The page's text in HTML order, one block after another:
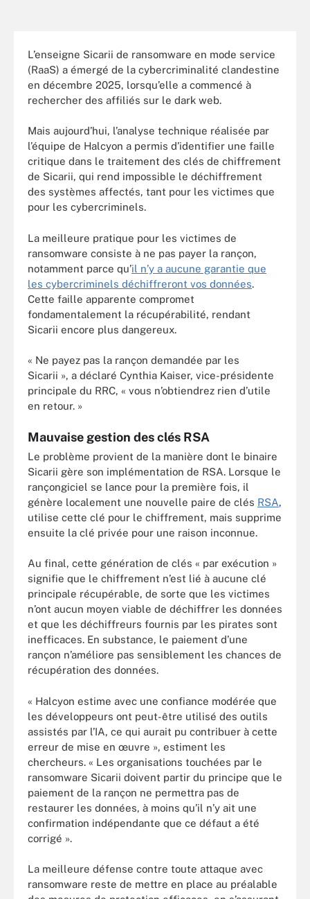
L’enseigne Sicarii de ransomware en mode service
(RaaS) a émergé de la cybercriminalité clandestine
en décembre 2025, lorsqu’elle a commencé à
rechercher des affiliés sur le dark web.
Mais aujourd’hui, l’analyse technique réalisée par
l’équipe de Halcyon a permis d’identifier une faille
critique dans le traitement des clés de chiffrement
de Sicarii, qui rend impossible le déchiffrement
des systèmes affectés, tant pour les victimes que
pour les cybercriminels.
La meilleure pratique pour les victimes de
ransomware consiste à ne pas payer la rançon,
notamment parce qu’il n’y a aucune garantie que
les cybercriminels déchiffreront vos données.
Cette faille apparente compromet
fondamentalement la récupérabilité, rendant
Sicarii encore plus dangereux.
« Ne payez pas la rançon demandée par les
Sicarii », a déclaré Cynthia Kaiser, vice-présidente
principale du RRC, « vous n’obtiendrez rien d’utile
en retour. »
Mauvaise gestion des clés RSA
Le problème provient de la manière dont le binaire
Sicarii gère son implémentation de RSA. Lorsque le
rançongiciel se lance pour la première fois, il
génère localement une nouvelle paire de clés RSA,
utilise cette clé pour le chiffrement, mais supprime
ensuite la clé privée pour une raison inconnue.
Au final, cette génération de clés « par exécution »
signifie que le chiffrement n’est lié à aucune clé
principale récupérable, de sorte que les victimes
n’ont aucun moyen viable de déchiffrer les données
et que les déchiffreurs fournis par les pirates sont
inefficaces. En substance, le paiement d’une
rançon n’améliore pas sensiblement les chances de
récupération des données.
« Halcyon estime avec une confiance modérée que
les développeurs ont peut-être utilisé des outils
assistés par l’IA, ce qui aurait pu contribuer à cette
erreur de mise en œuvre », estiment les
chercheurs. « Les organisations touchées par le
ransomware Sicarii doivent partir du principe que le
paiement de la rançon ne permettra pas de
restaurer les données, à moins qu’il n’y ait une
confirmation indépendante que ce défaut a été
corrigé ».
La meilleure défense contre toute attaque avec
ransomware reste de mettre en place au préalable